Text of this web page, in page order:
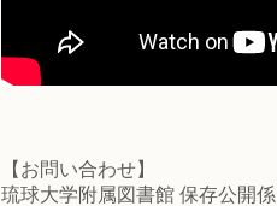
【お問い合わせ】
琉球大学附属図書館 保存公開係